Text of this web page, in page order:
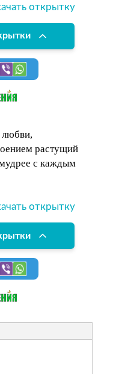
открытку
любви,
растущий
мудрее с каждым
открытку